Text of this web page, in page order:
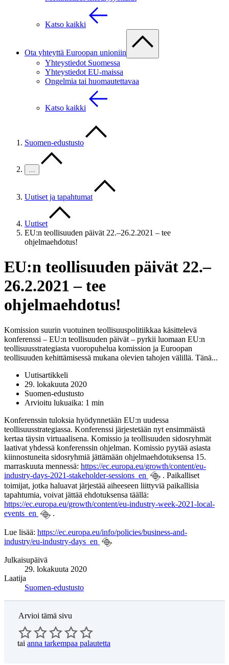
Katso kaikki
Ota yhteyttä Euroopan unioniin
Yhteystiedot Suomessa
Yhteystiedot EU-maissa
Ongelmia tai huomautettavaa
Katso kaikki
Suomen-edustusto
…
Uutiset ja tapahtumat
Uutiset
EU:n teollisuuden päivät 22.–26.2.2021 – tee
ohjelmaehdotus!
EU:n teollisuuden päivät 22.–
26.2.2021 – tee
ohjelmaehdotus!
Komission suurin vuotuinen teollisuuspolitiikkaa käsittelevä
konferenssi – EU:n teollisuuden päivät – pyrkii luomaan EU:n
teollisuusstrategiasta vuoropuhelua komission ja Euroopan
teollisuuden kehittämisessä mukana olevien tahojen välillä. Tänä...
Uutisartikkeli
29. lokakuuta 2020
Suomen-edustusto
Arvioitu lukuaika: 1 min
Konferenssin tuloksia hyödynnetään EU:n uudessa
teollisuusstrategiassa. Konferenssi järjestetään nyt ensimmäistä
kertaa täysin virtuaalisena. Komissio ja teollisuuden sidosryhmät
laativat yhdessä konferenssin ohjelman. Komissio pyytää asiasta
kiinnostuneita sidosryhmiä jättämään ohjelmaehdotuksensa 15.
marraskuuta mennessä: https://ec.europa.eu/growth/content/eu-
industry-days-2021-stakeholder-sessions_en
. Paikalliset
toimijat, jotka haluavat järjestää aiheeseen liittyviä paikallisia
tapahtumia, voivat jättää ehdotuksensa täällä:
https://ec.europa.eu/growth/content/eu-industry-week-2021-local-
events_en
.
Lue lisää: https://ec.europa.eu/info/policies/business-and-
industry/eu-industry-days_en
Julkaisupäivä
29. lokakuuta 2020
Laatija
Suomen-edustusto
Arvioi tämä sivu
tai anna tarkempaa palautetta